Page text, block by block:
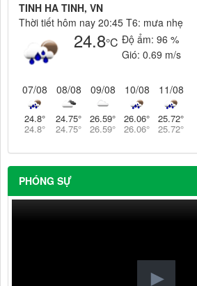
TINH HA TINH, VN
Thời tiết hôm nay 20:45 T6: mưa nhẹ
24.8°C Độ ẩm: 96 %
Gió: 0.69 m/s
07/08
24.8°
24.8°
08/08
24.75°
24.75°
09/08
26.59°
26.59°
10/08
26.06°
26.06°
11/08
25.72°
25.72°
PHÓNG SỰ